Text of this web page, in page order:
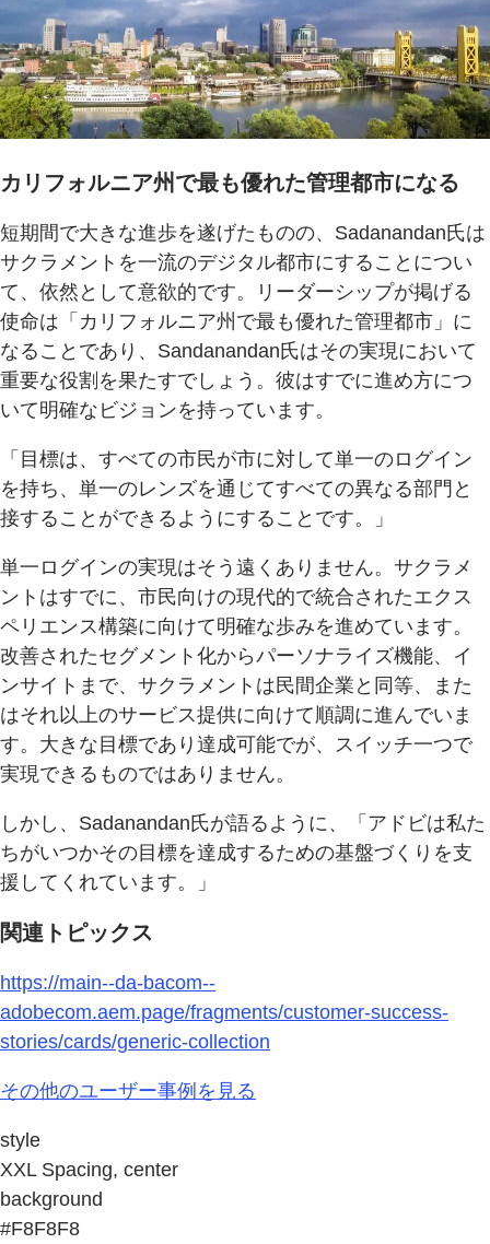
カリフォルニア州で最も優れた管理都市になる
短期間で大きな進歩を遂げたものの、Sadanandan氏は
サクラメントを一流のデジタル都市にすることについ
て、依然として意欲的です。リーダーシップが掲げる
使命は「カリフォルニア州で最も優れた管理都市」に
なることであり、Sandanandan氏はその実現において
重要な役割を果たすでしょう。彼はすでに進め方につ
いて明確なビジョンを持っています。
「目標は、すべての市民が市に対して単一のログイン
を持ち、単一のレンズを通じてすべての異なる部門と
接することができるようにすることです。」
単一ログインの実現はそう遠くありません。サクラメ
ントはすでに、市民向けの現代的で統合されたエクス
ペリエンス構築に向けて明確な歩みを進めています。
改善されたセグメント化からパーソナライズ機能、イ
ンサイトまで、サクラメントは民間企業と同等、また
はそれ以上のサービス提供に向けて順調に進んでいま
す。大きな目標であり達成可能でが、スイッチ一つで
実現できるものではありません。
しかし、Sadanandan氏が語るように、「アドビは私た
ちがいつかその目標を達成するための基盤づくりを支
援してくれています。」
関連トピックス
https://main--da-bacom--
adobecom.aem.page/fragments/customer-success-
stories/cards/generic-collection
その他のユーザー事例を見る
style
XXL Spacing, center
background
#F8F8F8